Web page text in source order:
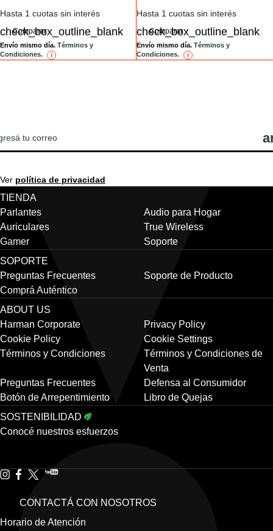
Hasta 1 cuotas sin interés
Comparar
Envío mismo día. Términos y
Condiciones.
i reference
Hasta 1 cuotas sin interés
Comparar
Envío mismo día. Términos y
Condiciones.
i reference
Ver política de privacidad
TIENDA
Parlantes
Audio para Hogar
Auriculares
True Wireless
Gamer
Soporte
SOPORTE
Preguntas Frecuentes
Soporte de Producto
Comprá Auténtico
ABOUT US
Harman Corporate
Privacy Policy
Cookie Policy
Cookie Settings
Términos y Condiciones
Términos y Condiciones de
Venta
Preguntas Frecuentes
Defensa al Consumidor
Botón de Arrepentimiento
Libro de Quejas
SOSTENIBILIDAD
Conocé nuestros esfuerzos
CONTACTÁ CON NOSOTROS
Horario de Atención